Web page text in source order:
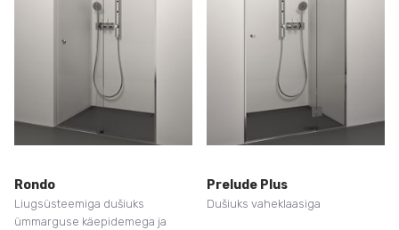
Rondo
Liugsüsteemiga dušiuks
ümmarguse käepidemega ja
Prelude Plus
Dušiuks vaheklaasiga